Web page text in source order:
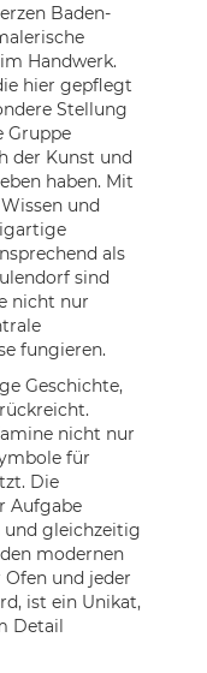
Baden-
Handwerk.
hier gepflegt
Stellung
Gruppe
der Kunst und
haben. Mit
und
als
sind
nicht nur
fungieren.
Geschichte,
nicht nur
für
Die
Aufgabe
gleichzeitig
modernen
und jeder
ist ein Unikat,
Detail